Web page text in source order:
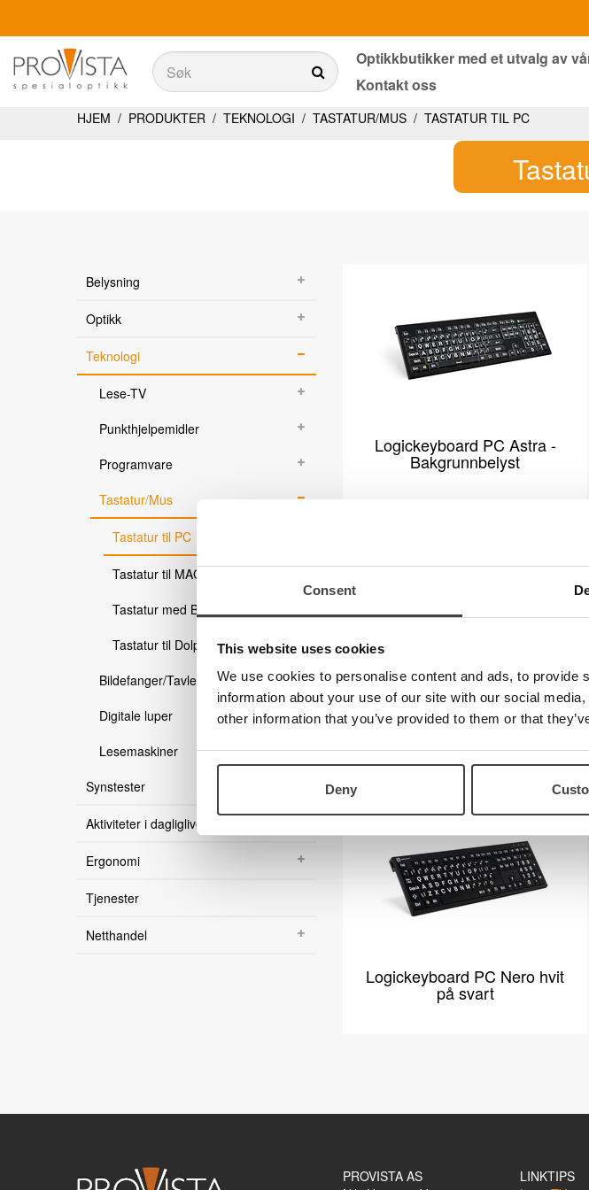
Consent
This website uses cookies
We use cookies to personalise content and ads, to
information about your use of our site with our social
other information that you’ve provided to them or that
Deny
Søk Optikkbutikker med et utvalg av
Kontakt oss
Produkter
Tjenester
Optikkbutikker med et utvalg av våre produkter
Kurs og kompetanse
Kurs for brukere
Kurs for fagpersoner innen syn
Miniseminar
Innstallasjonsutfordringer
Esys / b.note i Supernova skjermleser og Dolphin skjermleser
Brukerveiledninger
Programvare / oppgraderinger
Optikk
Teknologi
Kontakt oss
HJEM / PRODUKTER / TEKNOLOGI / TASTATUR/MUS / TASTATUR TIL PC
Belysning
Optikk
Teknologi
Lese-TV
Punkthjelpemidler
Programvare
Tastatur/Mus
Tastatur til PC
Tastatur til MAC
Tastatur med Bluetooth
Tastatur til Dolphin-produkter
Bildefanger/Tavleundervisning
Digitale luper
Lesemaskiner
Synstester
Aktiviteter i dagliglivet
Ergonomi
Tjenester
Netthandel
Logickeyboard PC Astra -
Bakgrunnbelyst
Logickeyboard PC gult på
svart
Logickeyboard PC Nero hvit
på svart
PROVISTA AS
LINKTIPS